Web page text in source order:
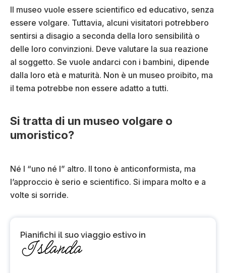
)
o
)
Il museo vuole essere scientifico ed educativo, senza
essere volgare. Tuttavia, alcuni visitatori potrebbero
sentirsi a disagio a seconda della loro sensibilità o
delle loro convinzioni. Deve valutare la sua reazione
al soggetto. Se vuole andarci con i bambini, dipende
dalla loro età e maturità. Non è un museo proibito, ma
il tema potrebbe non essere adatto a tutti.
Si tratta di un museo volgare o
umoristico?
Né l “uno né l” altro. Il tono è anticonformista, ma
l’approccio è serio e scientifico. Si impara molto e a
volte si sorride.
Pianifichi il suo viaggio estivo in
Islanda